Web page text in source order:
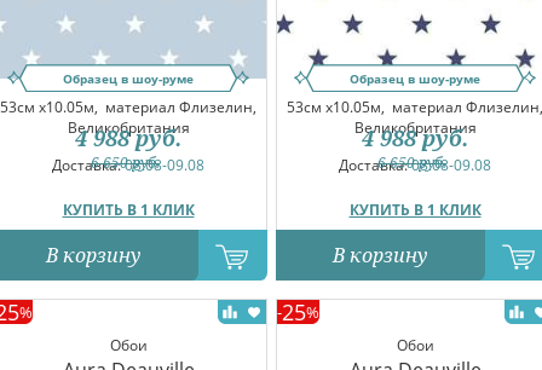
Образец в шоу-руме
53см x10.05м, материал Флизелин,
Великобритания
Доставка:08.08-09.08
КУПИТЬ В 1 КЛИК
6 650руб.
4 988 руб.
В корзину
Образец в шоу-руме
53см x10.05м, материал Флизелин,
Великобритания
Доставка:08.08-09.08
КУПИТЬ В 1 КЛИК
6 650руб.
4 988 руб.
В корзину
Обои
%
Обои
-25%